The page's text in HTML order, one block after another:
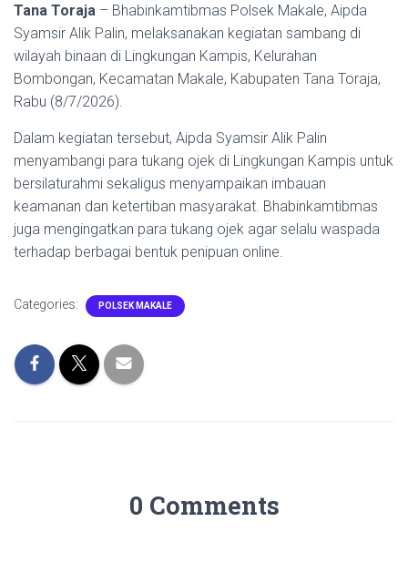
Tana Toraja – Bhabinkamtibmas Polsek Makale, Aipda
Syamsir Alik Palin, melaksanakan kegiatan sambang di
wilayah binaan di Lingkungan Kampis, Kelurahan
Bombongan, Kecamatan Makale, Kabupaten Tana Toraja,
Rabu (8/7/2026).
Dalam kegiatan tersebut, Aipda Syamsir Alik Palin
menyambangi para tukang ojek di Lingkungan Kampis untuk
bersilaturahmi sekaligus menyampaikan imbauan
keamanan dan ketertiban masyarakat. Bhabinkamtibmas
juga mengingatkan para tukang ojek agar selalu waspada
terhadap berbagai bentuk penipuan online.
Categories: POLSEK MAKALE
0 Comments